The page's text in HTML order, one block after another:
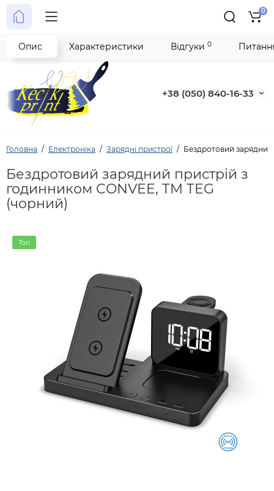
+38 (050) 840-16-33
0
Головна Електроніка Зарядні пристрої Бездротовий зарядний
Бездротовий зарядний пристрій з
годинником CONVEE, TM TEG
(чорний)
Топ
Опис Характеристики Відгуки 0